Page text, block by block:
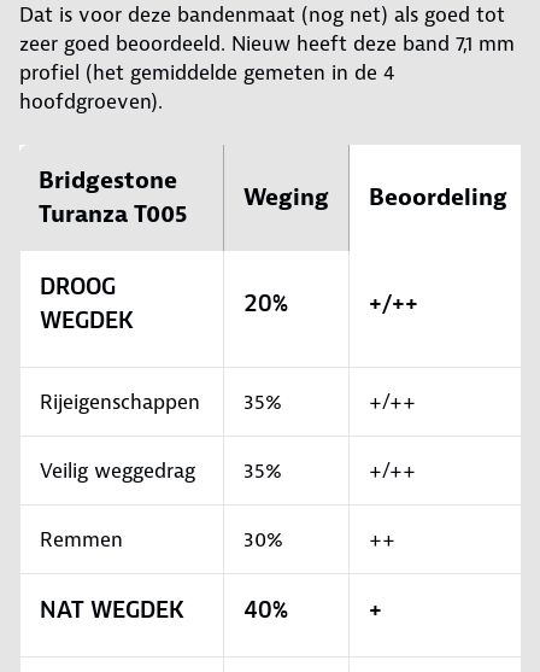
Dat is voor deze bandenmaat (nog net) als goed tot
zeer goed beoordeeld. Nieuw heeft deze band 7,1 mm
profiel (het gemiddelde gemeten in de 4
hoofdgroeven).
Bridgestone
Turanza T005
Weging Beoordeling
DROOG
WEGDEK
20% +/++
Rijeigenschappen 35% +/++
Veilig weggedrag 35% +/++
Remmen 30% ++
NAT WEGDEK 40% +